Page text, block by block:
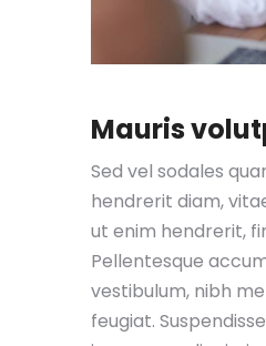
Mauris
Sed vel sodales
hendrerit diam,
ut enim hendrerit,
Pellentesque
vestibulum, nibh
feugiat.